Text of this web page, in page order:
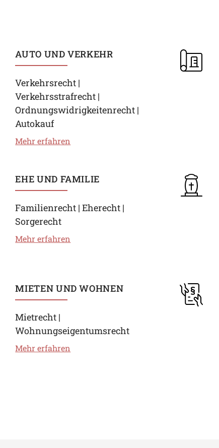
AUTO UND VERKEHR
Verkehrsrecht |
Verkehrsstrafrecht |
Ordnungswidrigkeitenrecht |
Autokauf
Mehr erfahren
EHE UND FAMILIE
Familienrecht | Eherecht |
Sorgerecht
Mehr erfahren
MIETEN UND WOHNEN
Mietrecht |
Wohnungseigentumsrecht
Mehr erfahren